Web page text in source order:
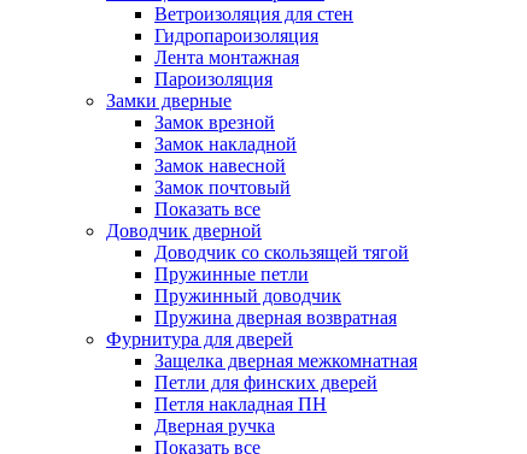
Ветроизоляция для стен
Гидропароизоляция
Лента монтажная
Пароизоляция
Замки дверные
Замок врезной
Замок накладной
Замок навесной
Замок почтовый
Показать все
Доводчик дверной
Доводчик со скользящей тягой
Пружинные петли
Пружинный доводчик
Пружина дверная возвратная
Фурнитура для дверей
Защелка дверная межкомнатная
Петли для финских дверей
Петля накладная ПН
Дверная ручка
Показать все